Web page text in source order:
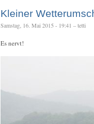
Kleiner
Samstag, 16. Mai 2015 - 19:41 – tetti
Es nervt!